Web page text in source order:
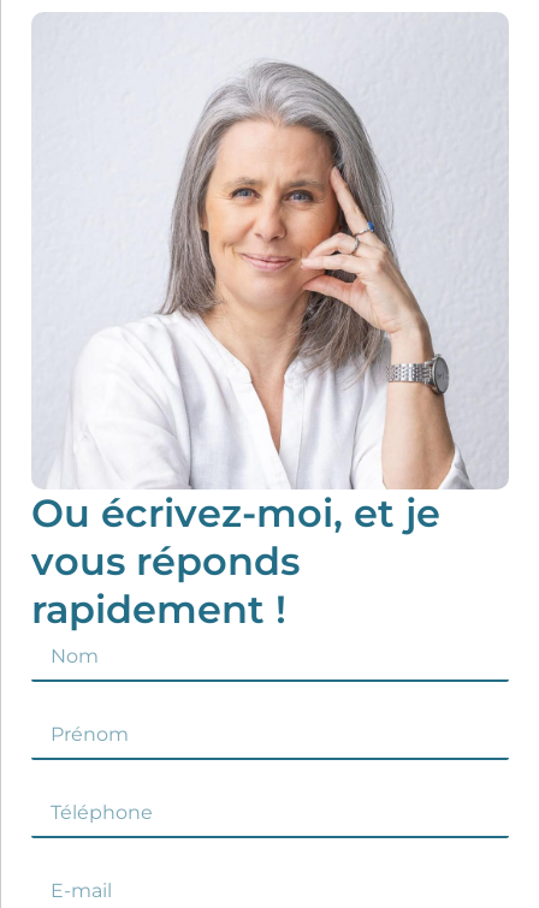
Ou écrivez-moi, et je
vous réponds
rapidement !